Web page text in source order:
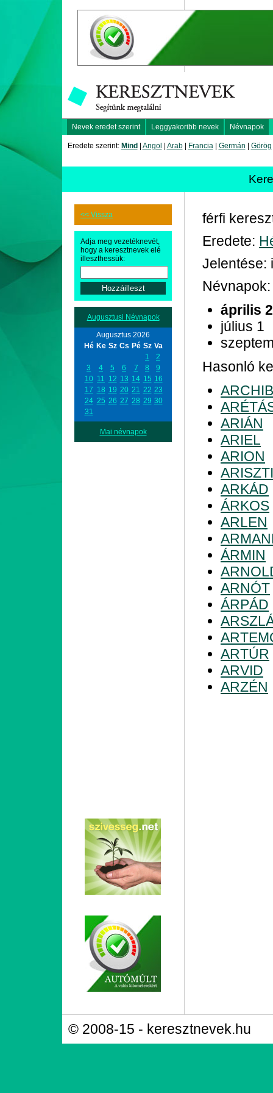
Nevek eredet szerint Leggyakoribb nevek Névnapok
Eredete szerint: Mind Angol Arab| Francia| Germán Görög
<< Vissza
Adja meg vezetéknevét,
hogy a keresztnevek elé
illeszthessük:
Augusztusi Névnapok
Augusztus 2026
Hé Ke Sz Cs Pé Sz Va
1
2
3
4 5 6 7 8
9
10 11 12 13 14 15 16
17 18 19 20 21 22 23
24 25 26 27 28 29 30
31
Mai névnapok
férfi
Eredete:
Jelentése:
Névnapok:
április 2
július 1
Hasonló
ARIÁN
ARIEL
ARION
ARKÁD
ÁRKOS
ARLEN
ÁRMIN
ARNÓT
ÁRPÁD
ARTÚR
ARVID
ARZÉN
© 2008-15 - keresztnevek.hu